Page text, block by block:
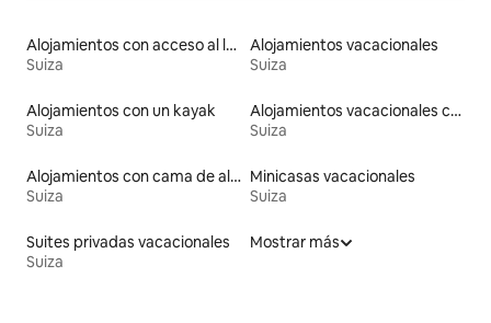
Alojamientos con acceso al lago
Suiza
Alojamientos vacacionales
Suiza
Alojamientos con un kayak
Suiza
Alojamientos vacacionales con piscina
Suiza
Alojamientos con cama de altura accesible
Suiza
Minicasas vacacionales
Suiza
Suites privadas vacacionales
Suiza
Mostrar más